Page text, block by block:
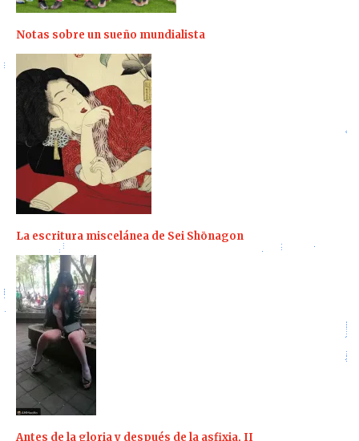
Notas sobre un sueño mundialista
La escritura miscelánea de Sei Shōnagon
Antes de la gloria y después de la asfixia, II